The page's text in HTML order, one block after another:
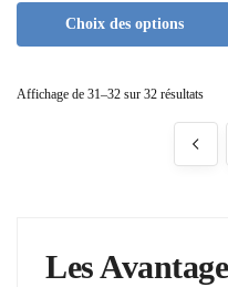
Choix des options
Affichage de 31–32 sur 32 résultats
Les